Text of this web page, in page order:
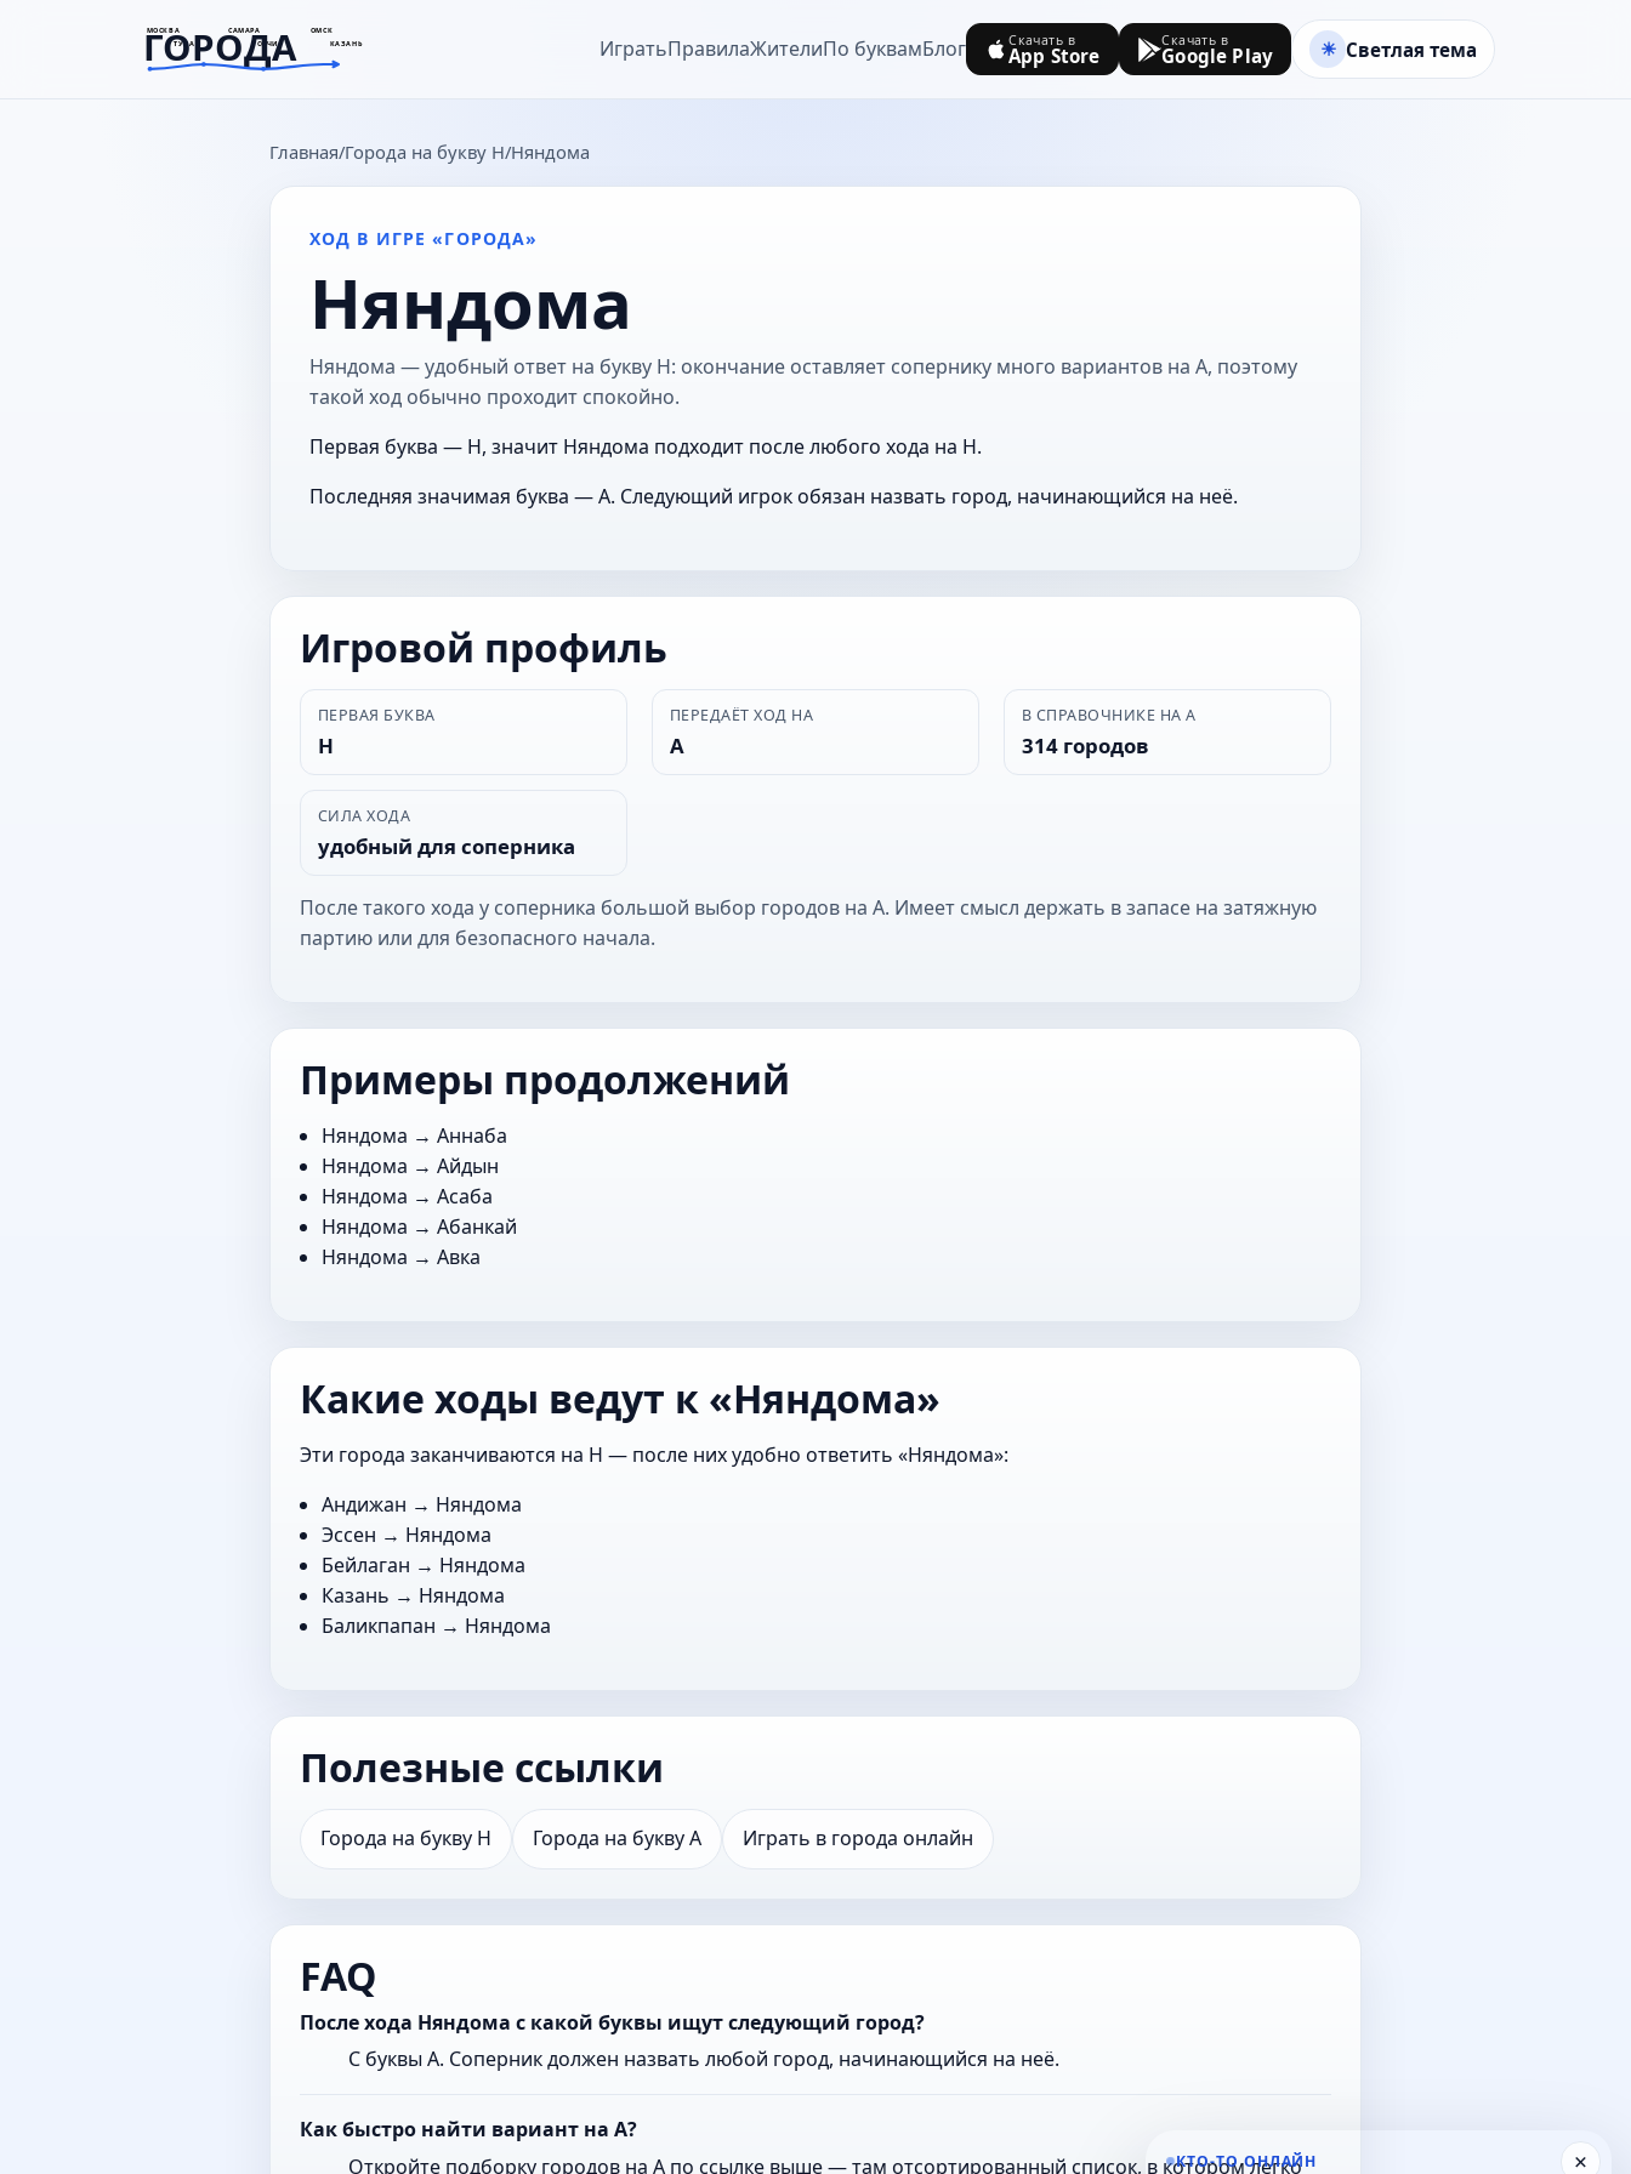
МОСКВА САМАРА ОМСК
ТУЛА СОЧИ КАЗАНЬ
ГОРОДА
goroda-na.ru ИгратьПравилаЖителиПо буквамБлог Скачать в
App Store
Скачать в
Google Play Светлая тема
Главная Города на букву Н Няндома
ХОД В ИГРЕ «ГОРОДА»
Няндома
Няндома — удобный ответ на букву Н: окончание оставляет сопернику много вариантов на А, поэтому
такой ход обычно проходит спокойно.
Первая буква — Н, значит Няндома подходит после любого хода на Н.
Последняя значимая буква — А. Следующий игрок обязан назвать город, начинающийся на неё.
Игровой профиль
ПЕРВАЯ БУКВА
Н
ПЕРЕДАЁТ ХОД НА
А
В СПРАВОЧНИКЕ НА А
314 городов
СИЛА ХОДА
удобный для соперника
После такого хода у соперника большой выбор городов на А. Имеет смысл держать в запасе на затяжную
партию или для безопасного начала.
Примеры продолжений
Няндома →Аннаба
Няндома →Айдын
Няндома →Асаба
Няндома →Абанкай
Няндома →Авка
Какие ходы ведут к «Няндома»
Эти города заканчиваются на Н — после них удобно ответить «Няндома»:
Андижан → Няндома
Эссен → Няндома
Бейлаган → Няндома
Казань → Няндома
Баликпапан → Няндома
Полезные ссылки
Города на букву Н Города на букву А Играть в города онлайн
FAQ
После хода Няндома с какой буквы ищут следующий город?
С буквы А. Соперник должен назвать любой город, начинающийся на неё.
Как быстро найти вариант на А?
Откройте подборку городов на А по ссылке выше — там отсортированный список, в котором легко
×
КТО-ТО ОНЛАЙН